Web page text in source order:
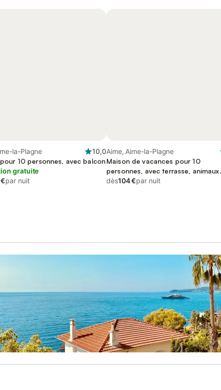
la-Plagne
10,0
10 personnes, avec balcon
gratuite
par nuit
Aime, Aime-la-Plagne
Maison de vacances pour 10
personnes, avec terrasse, animaux
acceptés
dès104 €par nuit